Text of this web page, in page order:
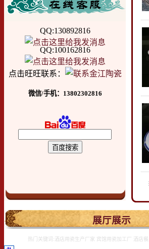
QQ:130892816
QQ:100162816
点击旺旺联系：
微信/手机：13802302816
. 展厅展示
热门关键词:酒店用瓷生产厂家 宾馆用瓷加工厂 酒店